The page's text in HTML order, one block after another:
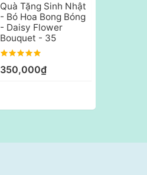
Quà Tặng Sinh Nhật
- Bó Hoa Bong Bóng
- Daisy Flower
Bouquet - 35
350,000₫